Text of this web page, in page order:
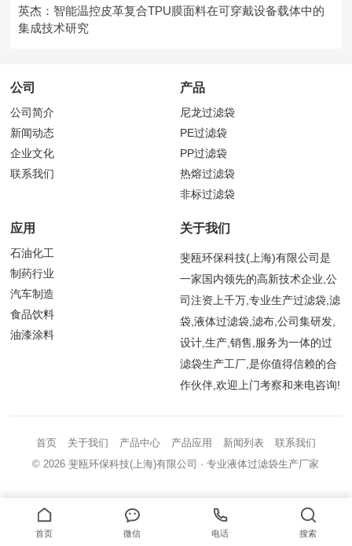
英杰：智能温控皮革复合TPU膜面料在可穿戴设备载体中的
集成技术研究
公司
公司简介
新闻动态
企业文化
联系我们
产品
尼龙过滤袋
PE过滤袋
PP过滤袋
热熔过滤袋
非标过滤袋
应用
石油化工
制药行业
汽车制造
食品饮料
油漆涂料
关于我们
斐瓯环保科技(上海)有限公司是
一家国内领先的高新技术企业,公
司注资上千万,专业生产过滤袋,滤
袋,液体过滤袋,滤布,公司集研发,
设计,生产,销售,服务为一体的过
滤袋生产工厂,是你值得信赖的合
作伙伴,欢迎上门考察和来电咨询!
首页 关于我们 产品中心 产品应用 新闻列表
联系我们
© 2026斐瓯环保科技(上海)有限公司 · 专业液体过滤袋生产厂家
首页 微信 电话 搜索